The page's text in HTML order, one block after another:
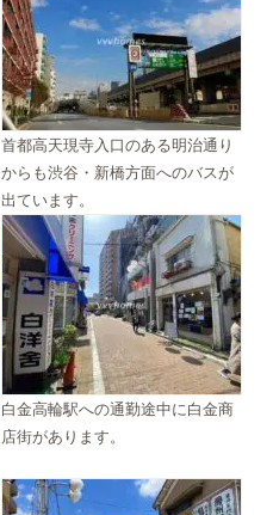
首都高天現寺入口のある明治通り
からも渋谷・新橋方面へのバスが
出ています。
白金高輪駅への通勤途中に白金商
店街があります。